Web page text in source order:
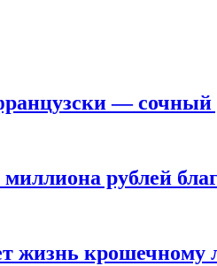
—
рублей
жизнь крошечному